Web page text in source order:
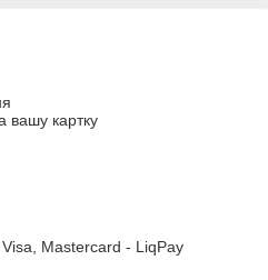
вашу картку
Mastercard - LiqPay